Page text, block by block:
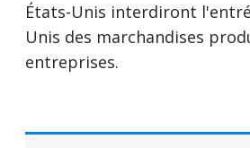
États-Unis interdiront
Unis des marchandises
entreprises.